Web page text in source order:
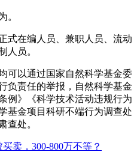
。
式在编人员、兼职人员、流动
人员。
可以通过国家自然科学基金委
负责任的举报，自然科学基金
例》《科学技术活动违规行为
基金项目科研不端行为调查处
查处。
卖，300-800万不等？